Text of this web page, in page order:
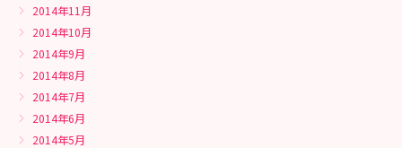
2014年11月
2014年10月
2014年9月
2014年8月
2014年7月
2014年6月
2014年5月